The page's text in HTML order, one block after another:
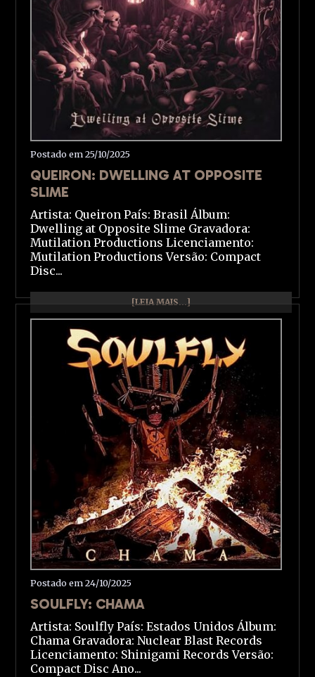
Postado em 25/10/2025
QUEIRON: DWELLING AT OPPOSITE
SLIME
Artista: Queiron País: Brasil Álbum:
Dwelling at Opposite Slime Gravadora:
Mutilation Productions Licenciamento:
Mutilation Productions Versão: Compact
Disc...
[LEIA MAIS...]
Postado em 24/10/2025
SOULFLY: CHAMA
Artista: Soulfly País: Estados Unidos Álbum:
Chama Gravadora: Nuclear Blast Records
Licenciamento: Shinigami Records Versão:
Compact Disc Ano...